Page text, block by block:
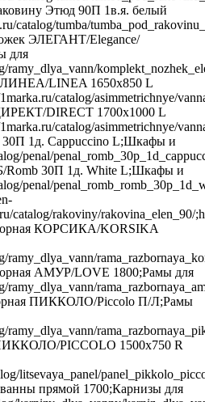
Этюд 90П 1в.я. белый
catalog/tumba/
ЭЛЕГАНТ/Elegance/
для
ramy_dlya_vann/
ЛИНЕА/LINEA 1650х850 L
catalog/asimmetrichnye/
DIRECT 1700х1000 L
catalog/asimmetrichnye/
30П 1д. Cappuccino L;Шкафы и
penal/
Romb 30П 1д. White L;Шкафы и
penal/
catalog/rakoviny/
КОРСИКА/KORSIKA
ramy_dlya_vann/
АМУР/LOVE 1800;Рамы для
ramy_dlya_vann/
ПИККОЛО/Piccolo П/Л;Рамы
ramy_dlya_vann/
PICCOLO 1500х750 R
litsevaya_panel/
прямой 1700;Карнизы для